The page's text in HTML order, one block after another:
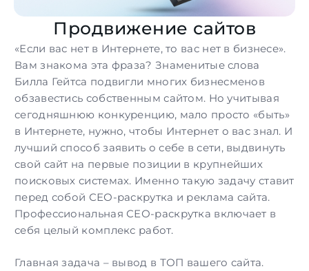
Продвижение сайтов
«Если вас нет в Интернете, то вас нет в бизнесе».
Вам знакома эта фраза? Знаменитые слова
Билла Гейтса подвигли многих бизнесменов
обзавестись собственным сайтом. Но учитывая
сегодняшнюю конкуренцию, мало просто «быть»
в Интернете, нужно, чтобы Интернет о вас знал. И
лучший способ заявить о себе в сети, выдвинуть
свой сайт на первые позиции в крупнейших
поисковых системах. Именно такую задачу ставит
перед собой СЕО-раскрутка и реклама сайта.
Профессиональная СЕО-раскрутка включает в
себя целый комплекс работ.
Главная задача – вывод в ТОП вашего сайта.